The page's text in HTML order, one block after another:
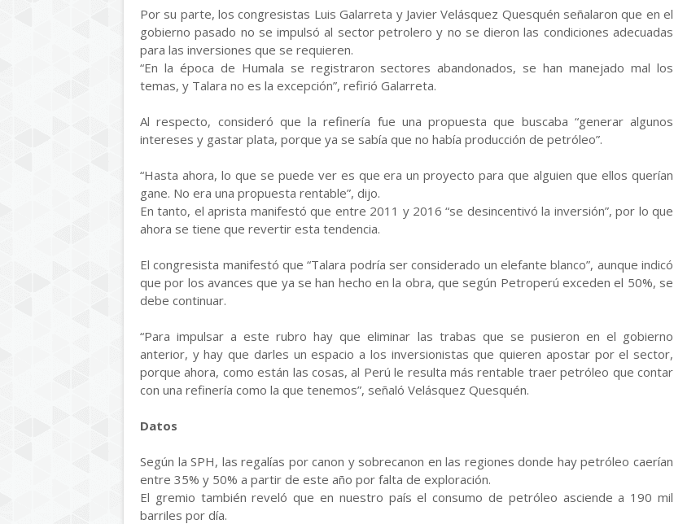
Por su parte, los congresistas Luis Galarreta y Javier Velásquez Quesquén señalaron que en el
gobierno pasado no se impulsó al sector petrolero y no se dieron las condiciones adecuadas
para las inversiones que se requieren.
“En la época de Humala se registraron sectores abandonados, se han manejado mal los
temas, y Talara no es la excepción”, refirió Galarreta.
Al respecto, consideró que la refinería fue una propuesta que buscaba “generar algunos
intereses y gastar plata, porque ya se sabía que no había producción de petróleo”.
“Hasta ahora, lo que se puede ver es que era un proyecto para que alguien que ellos querían
gane. No era una propuesta rentable”, dijo.
En tanto, el aprista manifestó que entre 2011 y 2016 “se desincentivó la inversión”, por lo que
ahora se tiene que revertir esta tendencia.
El congresista manifestó que “Talara podría ser considerado un elefante blanco”, aunque indicó
que por los avances que ya se han hecho en la obra, que según Petroperú exceden el 50%, se
debe continuar.
“Para impulsar a este rubro hay que eliminar las trabas que se pusieron en el gobierno
anterior, y hay que darles un espacio a los inversionistas que quieren apostar por el sector,
porque ahora, como están las cosas, al Perú le resulta más rentable traer petróleo que contar
con una refinería como la que tenemos”, señaló Velásquez Quesquén.
Datos
Según la SPH, las regalías por canon y sobrecanon en las regiones donde hay petróleo caerían
entre 35% y 50% a partir de este año por falta de exploración.
El gremio también reveló que en nuestro país el consumo de petróleo asciende a 190 mil
barriles por día.